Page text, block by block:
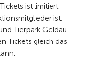
ist limitiert.
ist,
Tierpark Goldau
Tickets gleich das